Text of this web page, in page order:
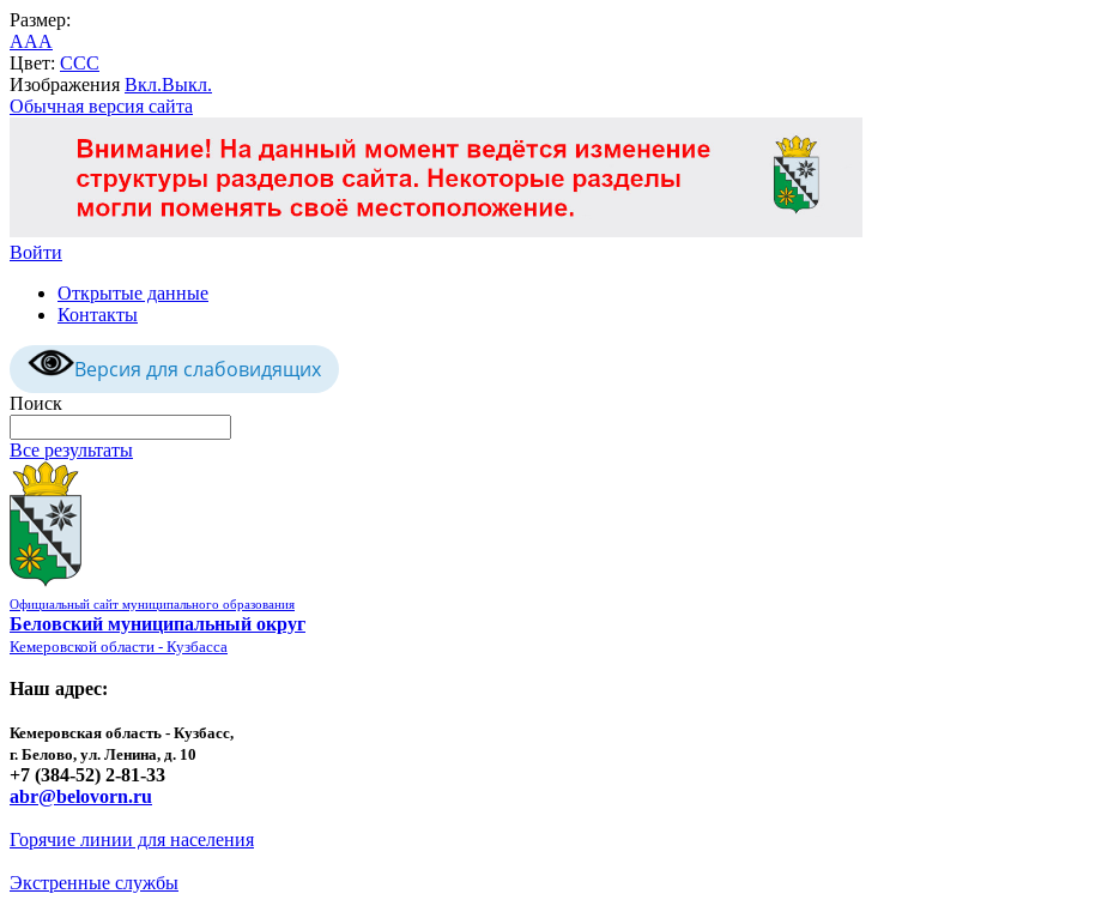
Размер:
AAA
Цвет: CCC
Изображения Вкл.Выкл.
Обычная версия сайта
Войти
Открытые данные
Контакты
Версия для слабовидящих
Поиск
Все результаты
Официальный сайт муниципального образования
Беловский муниципальный округ
Кемеровской области - Кузбасса
Наш адрес:
Кемеровская область - Кузбасс,
г. Белово, ул. Ленина, д. 10
+7 (384-52) 2-81-33
abr@belovorn.ru
Горячие линии для населения
Экстренные службы